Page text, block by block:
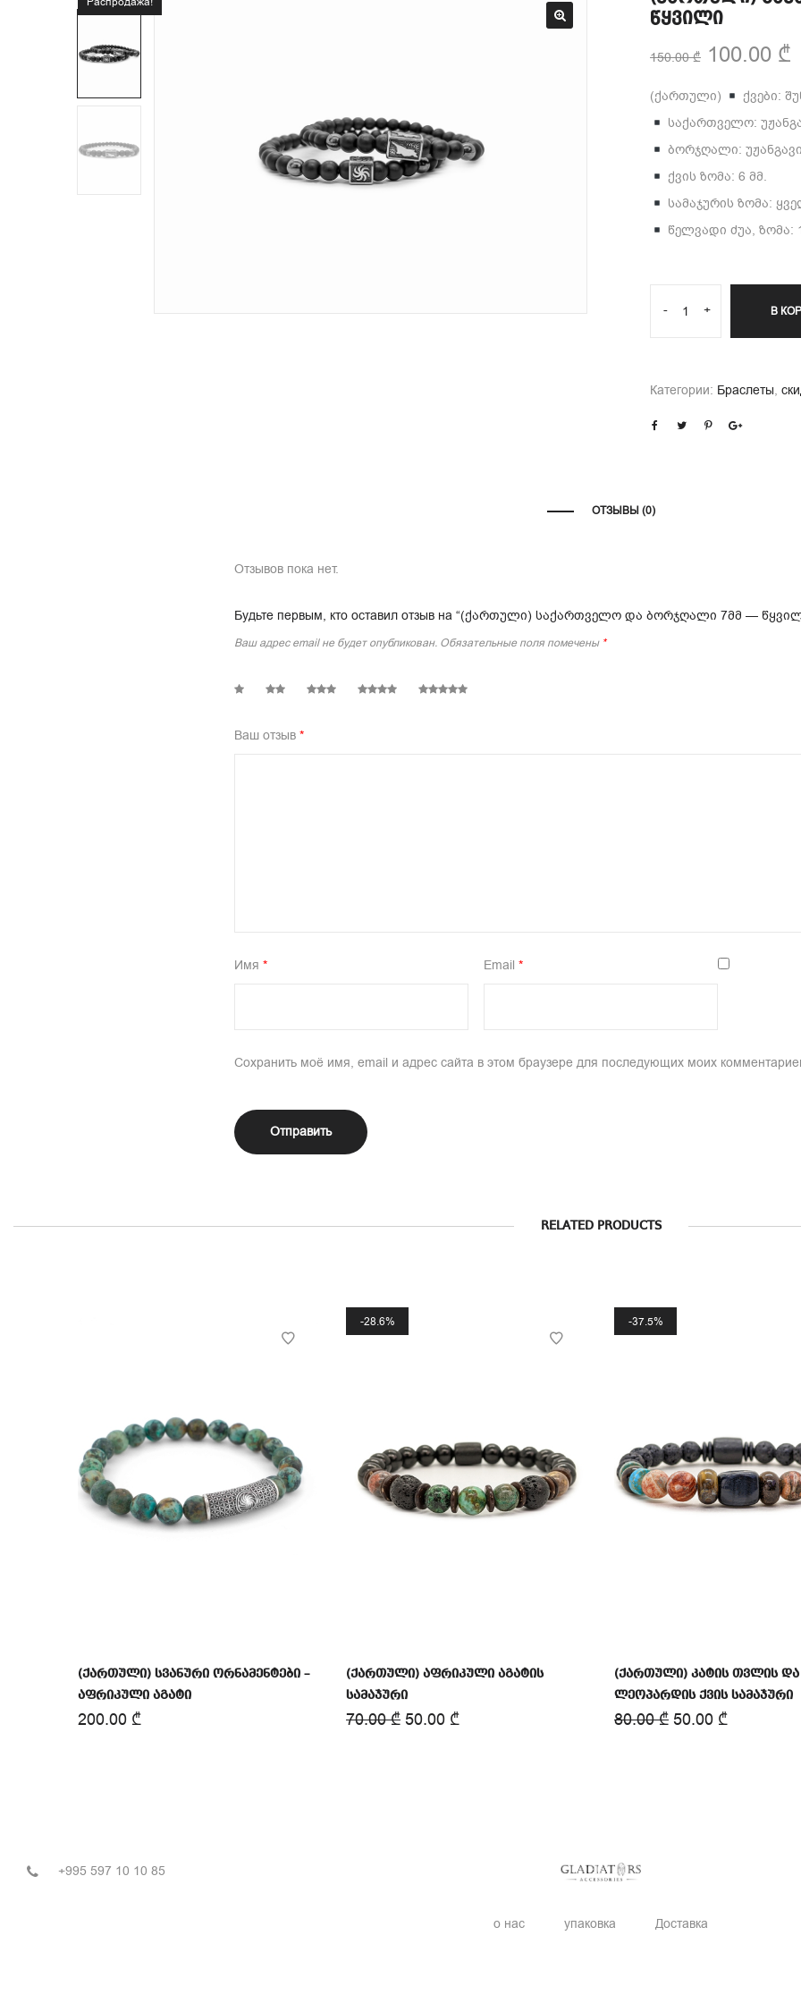
წყვილი
150.00₾ 100.00 ₾
(ქართული)
ქვები:
საქართველო:
ბორჯღალი:
ქვის ზომა: 6 მმ.
სამაჯურის ზომა:
წელვადი ძუა, ზომა:
- + В
Категории: Браслеты,
ОТЗЫВЫ (0)
Отзывов пока нет.
Будьте первым, кто оставил отзыв на “(ქართული) საქართველო და ბორჯღალი 7მმ —
Ваш адрес email не будет опубликован. Обязательные поля помечены *
Ваш отзыв *
Имя * Email *
Сохранить моё имя, email и адрес сайта в этом браузере для последующих моих
RELATED PRODUCTS
(ქართული) სვანური ორნამენტები –
აფრიკული აგატი
200.00 ₾
28.6%
(ქართული) აფრიკული აგატის
სამაჯური
70.00₾ 50.00 ₾
37.5%
(ქართული) კატის თვლის და
ლეოპარდის ქვის სამაჯური
80.00₾ 50.00 ₾
+995 597 10 10 85
о нас упаковка Доставка